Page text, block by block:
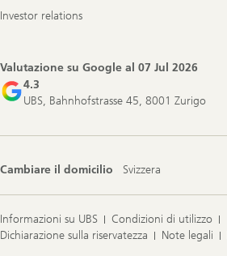
Investor relations
Valutazione su Google al 07 Jul 2026
4.3
UBS, Bahnhofstrasse 45, 8001 Zurigo
Cambiare il domicilio Svizzera
Informazioni su UBS
Condizioni di utilizzo
Dichiarazione sulla riservatezza
Note legali